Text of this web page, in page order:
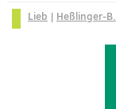
Lieb | Heßlinger-B.